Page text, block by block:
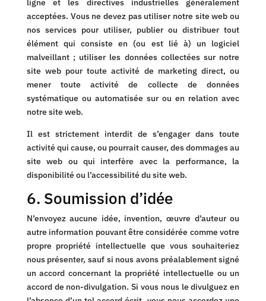
ligne et les directives industrielles généralement
acceptées. Vous ne devez pas utiliser notre site web ou
nos services pour utiliser, publier ou distribuer tout
élément qui consiste en (ou est lié à) un logiciel
malveillant ; utiliser les données collectées sur notre
site web pour toute activité de marketing direct, ou
mener toute activité de collecte de données
systématique ou automatisée sur ou en relation avec
notre site web.
Il est strictement interdit de s’engager dans toute
activité qui cause, ou pourrait causer, des dommages au
site web ou qui interfère avec la performance, la
disponibilité ou l’accessibilité du site web.
6. Soumission d’idée
N’envoyez aucune idée, invention, œuvre d’auteur ou
autre information pouvant être considérée comme votre
propre propriété intellectuelle que vous souhaiteriez
nous présenter, sauf si nous avons préalablement signé
un accord concernant la propriété intellectuelle ou un
accord de non-divulgation. Si vous nous le divulguez en